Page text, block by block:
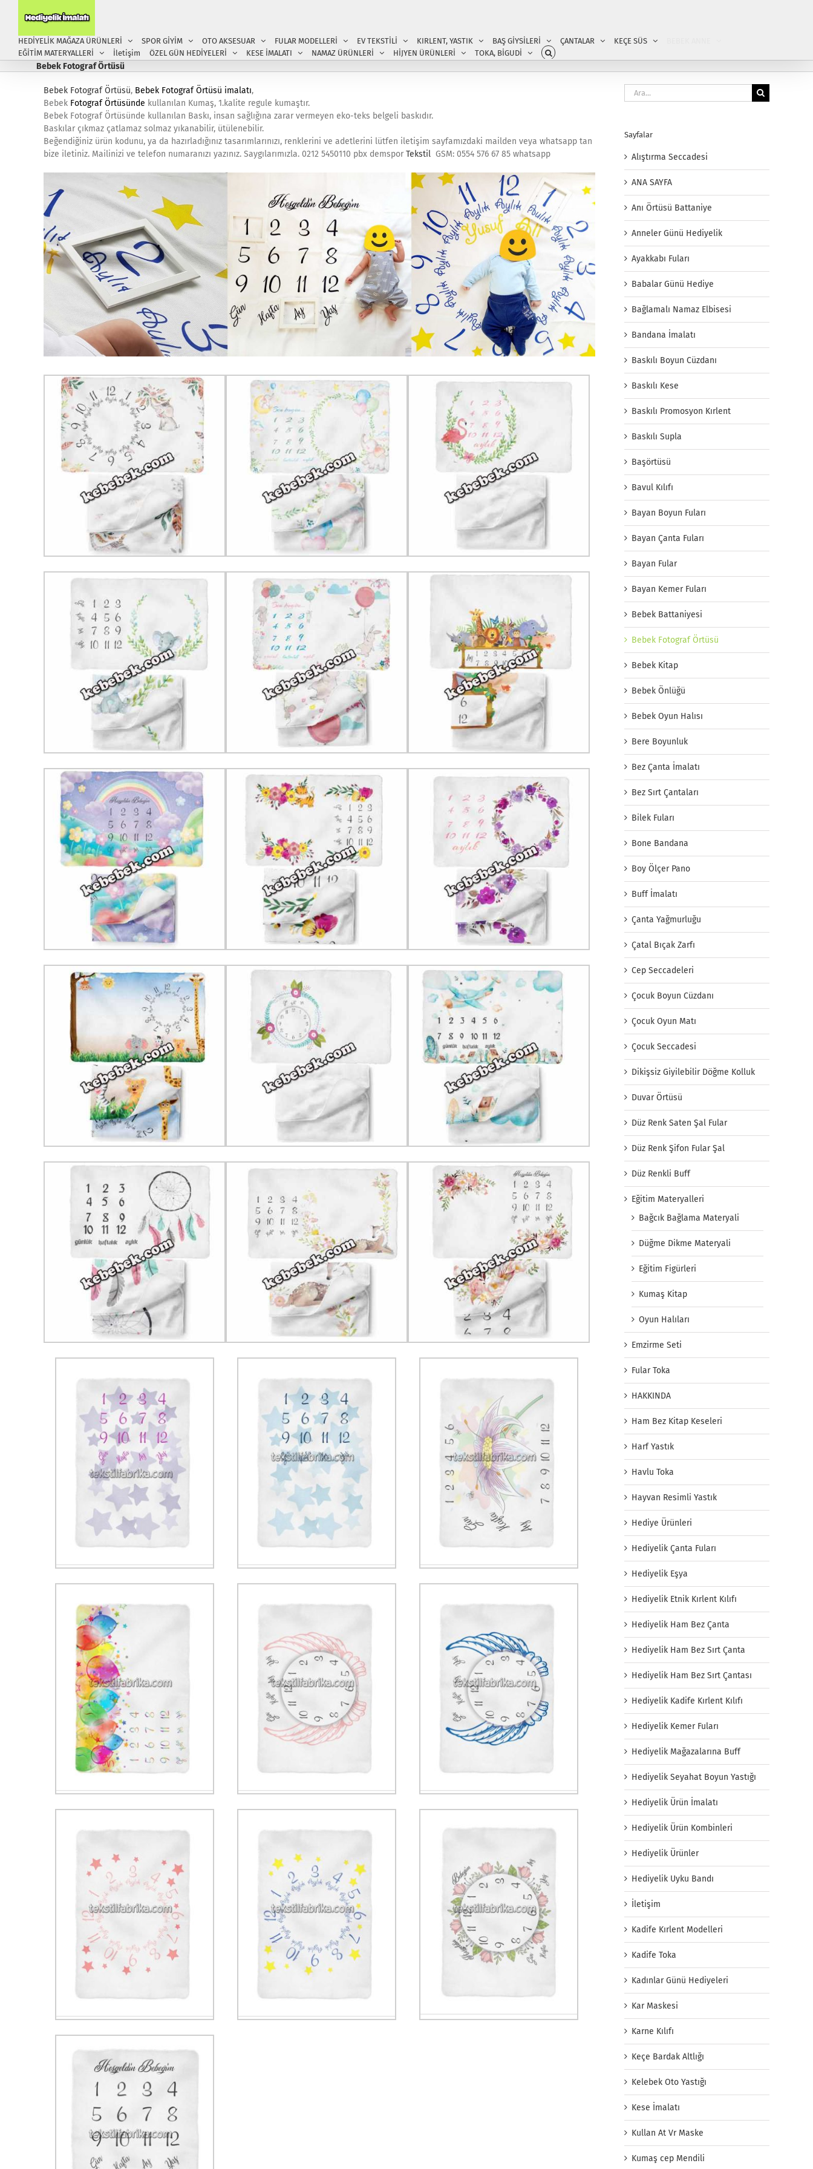
HEDİYELİK MAĞAZA ÜRÜNLERİ SPOR GİYİM OTO AKSESUAR FULAR MODELLERİ EV TEKSTİLİ KIRLENT, YASTIK BAŞ GİYSİLERİ ÇANTALAR KEÇE SÜS
EĞİTİM MATERYALLERİ
İletişim ÖZEL GÜN HEDİYELERİ KESE İMALATI NAMAZ ÜRÜNLERİ HİJYEN ÜRÜNLERİ TOKA, BİGUDİ
Bebek Fotograf Örtüsü
Bebek Fotograf Örtüsü, Bebek Fotograf Örtüsü imalatı,
Bebek Fotograf Örtüsünde kullanılan Kumaş, 1.kalite regule kumaştır.
Bebek Fotograf Örtüsünde kullanılan Baskı, insan sağlığına zarar vermeyen eko-teks belgeli baskıdır.
Baskılar çıkmaz çatlamaz solmaz yıkanabilir, ütülenebilir.
Beğendiğiniz ürün kodunu, ya da hazırladığınız tasarımlarınızı, renklerini ve adetlerini lütfen iletişim sayfamızdaki mailden veya whatsapp tan
bize iletiniz. Mailinizi ve telefon numaranızı yazınız. Saygılarımızla. 0212 5450110 pbx demspor Tekstil GSM: 0554 576 67 85 whatsapp
Ara:
Sayfalar
Alıştırma Seccadesi
ANA SAYFA
Anı Örtüsü Battaniye
Anneler Günü Hediyelik
Ayakkabı Fuları
Babalar Günü Hediye
Bağlamalı Namaz Elbisesi
Bandana İmalatı
Baskılı Boyun Cüzdanı
Baskılı Kese
Baskılı Promosyon Kırlent
Baskılı Supla
Başörtüsü
Bavul Kılıfı
Bayan Boyun Fuları
Bayan Çanta Fuları
Bayan Fular
Bayan Kemer Fuları
Bebek Battaniyesi
Bebek Fotograf Örtüsü
Bebek Kitap
Bebek Önlüğü
Bebek Oyun Halısı
Bere Boyunluk
Bez Çanta İmalatı
Bez Sırt Çantaları
Bilek Fuları
Bone Bandana
Boy Ölçer Pano
Buff İmalatı
Çanta Yağmurluğu
Çatal Bıçak Zarfı
Cep Seccadeleri
Çocuk Boyun Cüzdanı
Çocuk Oyun Matı
Çocuk Seccadesi
Dikişsiz Giyilebilir Döğme Kolluk
Duvar Örtüsü
Düz Renk Saten Şal Fular
Düz Renk Şifon Fular Şal
Düz Renkli Buff
Eğitim Materyalleri
Bağcık Bağlama Materyali
Düğme Dikme Materyali
Eğitim Figürleri
Kumaş Kitap
Oyun Halıları
Emzirme Seti
Fular Toka
HAKKINDA
Ham Bez Kitap Keseleri
Harf Yastık
Havlu Toka
Hayvan Resimli Yastık
Hediye Ürünleri
Hediyelik Çanta Fuları
Hediyelik Eşya
Hediyelik Etnik Kırlent Kılıfı
Hediyelik Ham Bez Çanta
Hediyelik Ham Bez Sırt Çanta
Hediyelik Ham Bez Sırt Çantası
Hediyelik Kadife Kırlent Kılıfı
Hediyelik Kemer Fuları
Hediyelik Mağazalarına Buff
Hediyelik Seyahat Boyun Yastığı
Hediyelik Ürün İmalatı
Hediyelik Ürün Kombinleri
Hediyelik Ürünler
Hediyelik Uyku Bandı
İletişim
Kadife Kırlent Modelleri
Kadife Toka
Kadınlar Günü Hediyeleri
Kar Maskesi
Karne Kılıfı
Keçe Bardak Altlığı
Kelebek Oto Yastığı
Kese İmalatı
Kullan At Vr Maske
Kumaş cep Mendili